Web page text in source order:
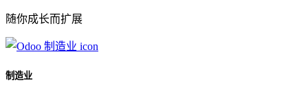
随你成长而扩展
制造业